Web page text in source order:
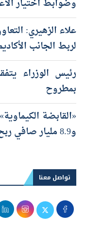
وضوابط اختيار
علاء الزهيري:
لربط الجانب
رئيس الوزراء
بمطروح
و8.9 مليار صافي ربح خلال 2026/ 2027
تواصل معنا